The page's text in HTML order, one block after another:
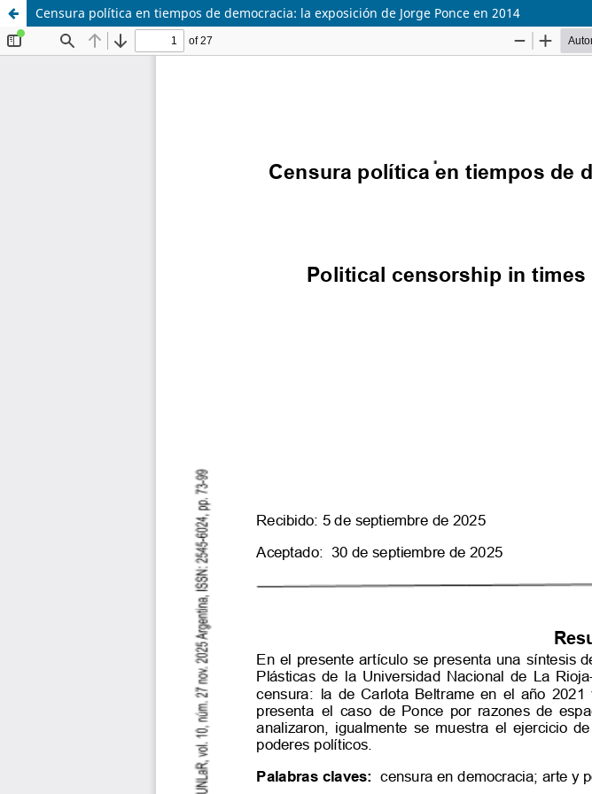
Censura política en tiempos de democracia: la exposición de Jorge Ponce en 2014